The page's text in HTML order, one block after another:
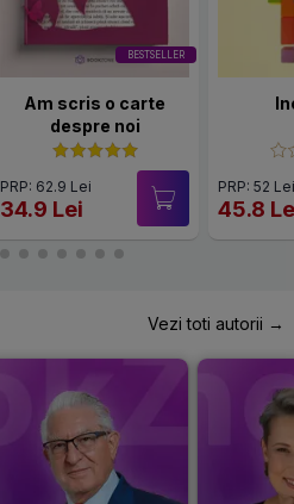
BESTSELLER
Am scris o carte
despre noi
PRP: 62.9 Lei
34.9 Lei
PRP: 52
45.8
Vezi toti autorii →